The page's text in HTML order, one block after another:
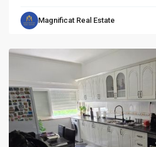
Magnificat Real Estate
T3,